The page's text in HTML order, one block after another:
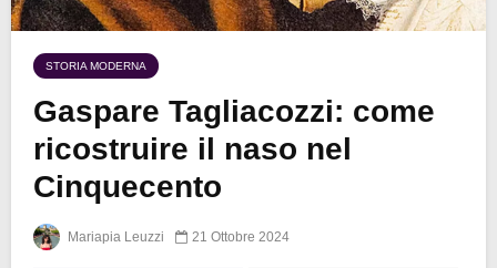
STORIA MODERNA
Gaspare Tagliacozzi: come
ricostruire il naso nel
Cinquecento
Mariapia Leuzzi 21 Ottobre 2024